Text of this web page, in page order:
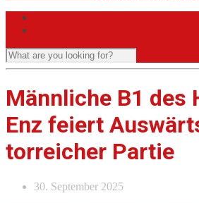
Männliche B1 des
Enz feiert
torreicher Partie
30. September 2025